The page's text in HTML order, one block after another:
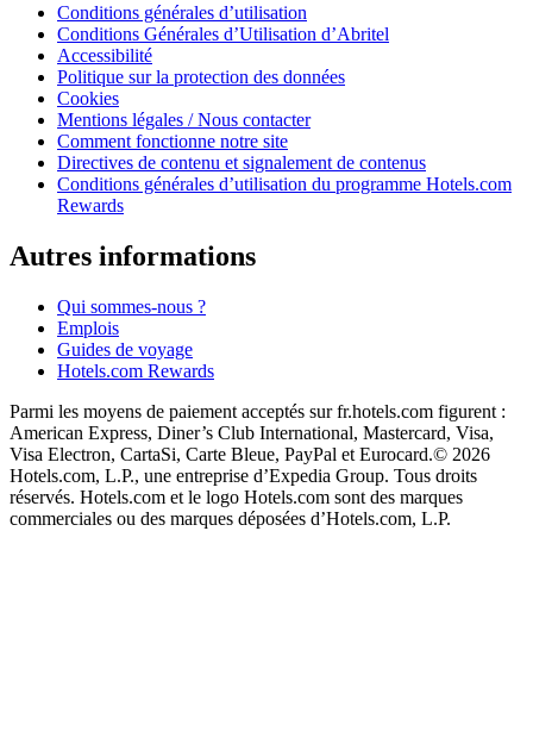
Conditions générales d’utilisation
Conditions Générales d’Utilisation d’Abritel
Accessibilité
Politique sur la protection des données
Cookies
Mentions légales / Nous contacter
Comment fonctionne notre site
Directives de contenu et signalement de contenus
Conditions générales d’utilisation du programme Hotels.com
Rewards
Autres informations
Qui sommes-nous ?
Emplois
Guides de voyage
Hotels.com Rewards
Parmi les moyens de paiement acceptés sur fr.hotels.com figurent :
American Express, Diner’s Club International, Mastercard, Visa,
Visa Electron, CartaSi, Carte Bleue, PayPal et Eurocard.© 2026
Hotels.com, L.P., une entreprise d’Expedia Group. Tous droits
réservés. Hotels.com et le logo Hotels.com sont des marques
commerciales ou des marques déposées d’Hotels.com, L.P.